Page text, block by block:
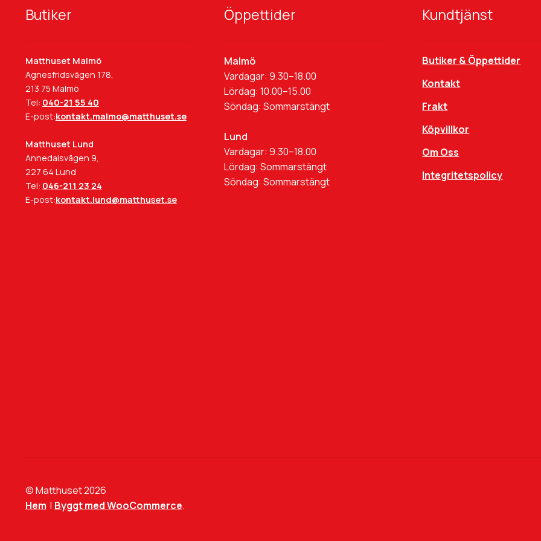
Butiker
Matthuset Malmö
Agnesfridsvägen 178,
213 75 Malmö
Tel: 040-21 55 40
E-post:kontakt.malmo@matthuset.se
Matthuset Lund
Annedalsvägen 9,
227 64 Lund
Tel: 046-211 23 24
E-post:kontakt.lund@matthuset.se
Öppettider
Malmö
Vardagar: 9.30–18.00
Lördag: 10.00–15.00
Söndag: Sommarstängt
Lund
Vardagar: 9.30–18.00
Lördag: Sommarstängt
Söndag: Sommarstängt
Kundtjänst
Butiker & Öppettider
Kontakt
Frakt
Köpvillkor
Om Oss
Integritetspolicy
© Matthuset 2026
Hem
Byggt med WooCommerce.